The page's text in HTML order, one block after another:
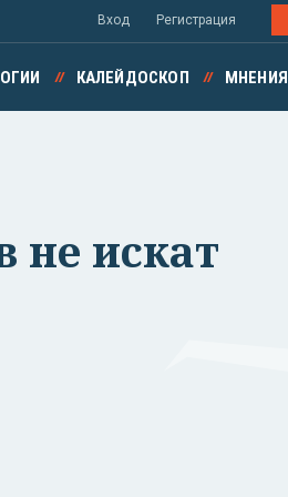
Вход Регистрация
КАЛЕЙДОСКОП МНЕНИЯ
не искат